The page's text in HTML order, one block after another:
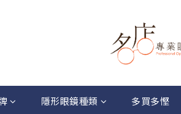
隱形眼鏡種類 多買多慳